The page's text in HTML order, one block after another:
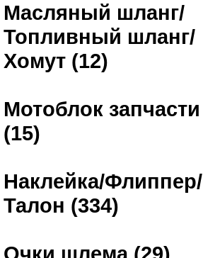
Масляный шланг/
Топливный шланг/
Хомут (12)
Мотоблок запчасти
(15)
Наклейка/Флиппер/
Талон (334)